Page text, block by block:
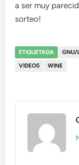
a ser muy
sorteo!
ETIQUETADA GNU/
VIDEOS
WINE